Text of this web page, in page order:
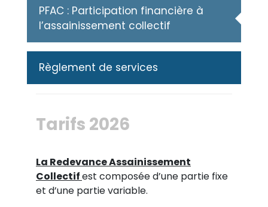
PFAC : Participation financière à
l’assainissement collectif
Règlement de services
Tarifs 2026
La Redevance Assainissement
Collectifest composée d’une partie fixe
et d’une partie variable.